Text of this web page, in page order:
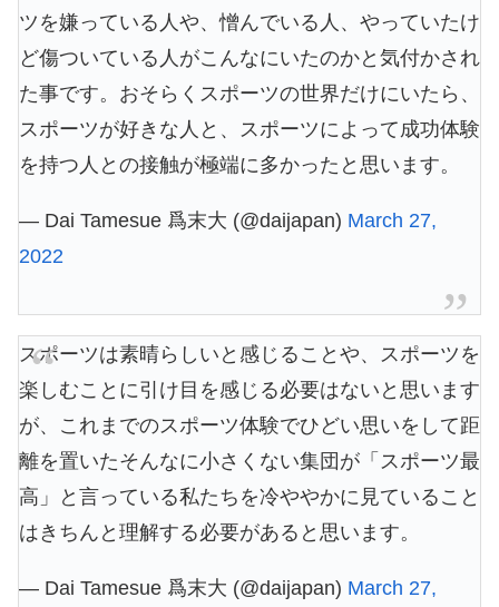
ツを嫌っている人や、憎んでいる人、やっていたけ
ど傷ついている人がこんなにいたのかと気付かされ
た事です。おそらくスポーツの世界だけにいたら、
スポーツが好きな人と、スポーツによって成功体験
を持つ人との接触が極端に多かったと思います。
— Dai Tamesue 爲末大 (@daijapan) March 27,
2022
スポーツは素晴らしいと感じることや、スポーツを
楽しむことに引け目を感じる必要はないと思います
が、これまでのスポーツ体験でひどい思いをして距
離を置いたそんなに小さくない集団が「スポーツ最
高」と言っている私たちを冷ややかに見ていること
はきちんと理解する必要があると思います。
— Dai Tamesue 爲末大 (@daijapan) March 27,